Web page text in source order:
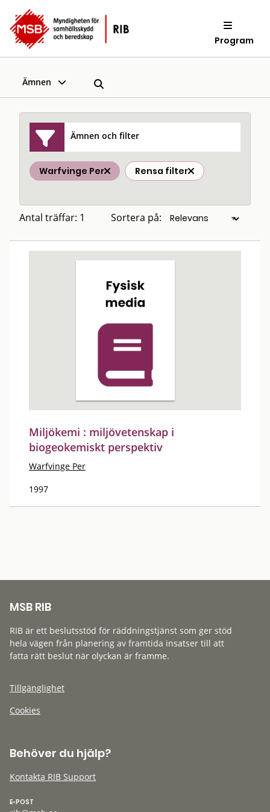
Program
Ämnen
Ämnen och filter
Warfvinge Per Rensa filter
Antal träffar: 1 Sortera på:
Miljökemi : miljövetenskap i
biogeokemiskt perspektiv
Warfvinge Per
1997
MSB RIB
RIB är ett beslutsstöd för räddningstjänst som ger stöd
hela vägen från planering av framtida insatser till att
fatta rätt beslut när olyckan är framme.
Tillgänglighet
Cookies
Behöver du hjälp?
Kontakta RIB Support
E-POST